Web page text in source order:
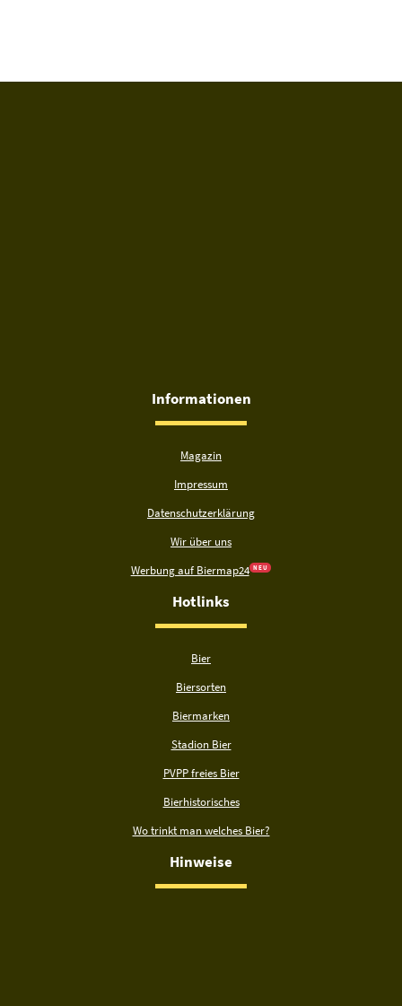
Informationen
Magazin
Impressum
Datenschutzerklärung
Wir über uns
Werbung auf Biermap24 N E U
Hotlinks
Bier
Biersorten
Biermarken
Stadion Bier
PVPP freies Bier
Bierhistorisches
Wo trinkt man welches Bier?
Hinweise